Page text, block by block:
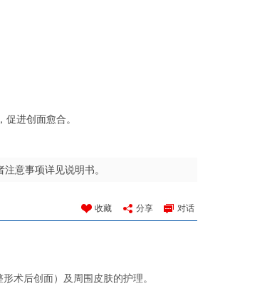
进创面愈合。
意事项详见说明书。
收藏 分享 对话
术后创面）及周围皮肤的护理。